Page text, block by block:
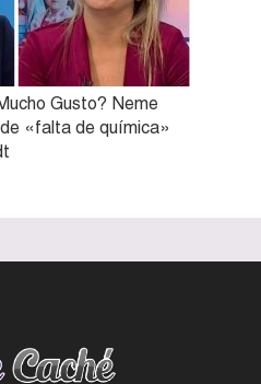
Gusto? Neme
«falta de química»